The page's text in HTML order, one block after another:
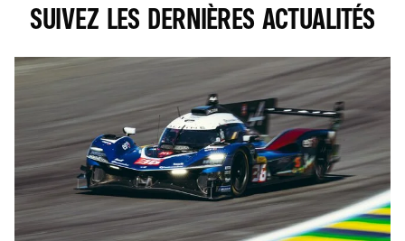
SUIVEZ LES DERNIÈRES ACTUALITÉS